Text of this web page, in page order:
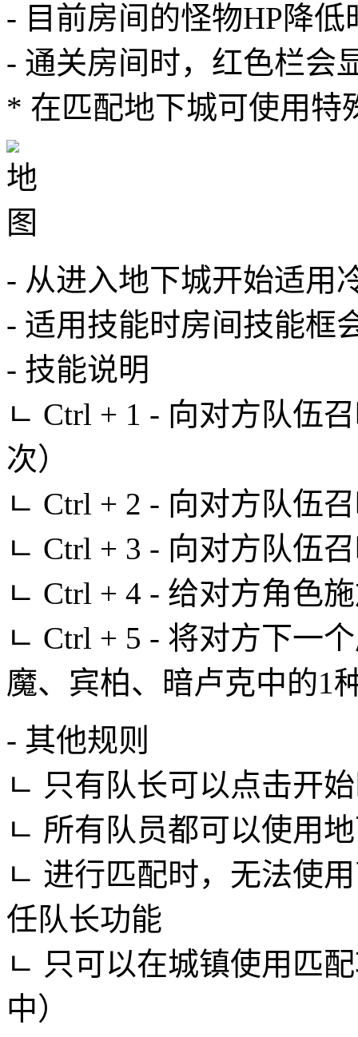
- 目前房间的怪物HP降
- 通关房间时，红色栏会
* 在匹配地下城可使用特
- 从进入地下城开始适用
- 适用技能时房间技能框
- 技能说明
ㄴ Ctrl + 1 - 向对方队伍
次）
ㄴ Ctrl + 2 - 向对方队伍
ㄴ Ctrl + 3 - 向对方队伍
ㄴ Ctrl + 4 - 给对方角色
ㄴ Ctrl + 5 - 将对方下一
魔、宾柏、暗卢克中的1
- 其他规则
ㄴ 只有队长可以点击开
ㄴ 所有队员都可以使用
ㄴ 进行匹配时，无法使
任队长功能
ㄴ 只可以在城镇使用匹
中）